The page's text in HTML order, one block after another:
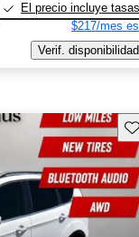
El precio incluye tasas
$217/mes
Verif. disponibilidad